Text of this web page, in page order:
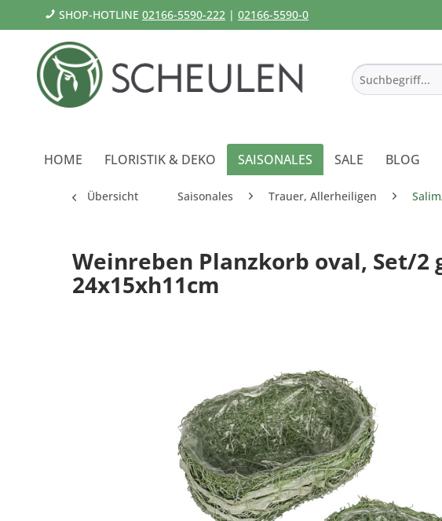
SHOP-HOTLINE 02166-5590-222 | 02166-5590-0
HOME FLORISTIK & DEKO SAISONALES SALE BLOG
Übersicht Saisonales Trauer, Allerheiligen
Weinreben Planzkorb oval, Set/
24x15xh11cm